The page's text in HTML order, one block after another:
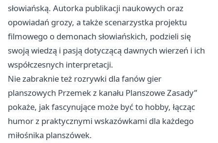
słowiańską. Autorka publikacji naukowych oraz
opowiadań grozy, a także scenarzystka projektu
filmowego o demonach słowiańskich, podzieli się
swoją wiedzą i pasją dotyczącą dawnych wierzeń i ich
współczesnych interpretacji.
Nie zabraknie też rozrywki dla fanów gier
planszowych Przemek z kanału Planszowe Zasady”
pokaże, jak fascynujące może być to hobby, łącząc
humor z praktycznymi wskazówkami dla każdego
miłośnika planszówek.